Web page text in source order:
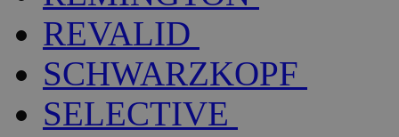
REVALID
SCHWARZKOPF
SELECTIVE